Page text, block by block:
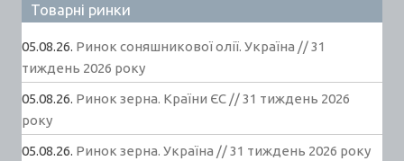
Товарні ринки
05.08.26. Ринок соняшникової олії. Україна // 31
тиждень 2026 року
05.08.26. Ринок зерна. Країни ЄС // 31 тиждень 2026
року
05.08.26. Ринок зерна. Україна // 31 тиждень 2026 року